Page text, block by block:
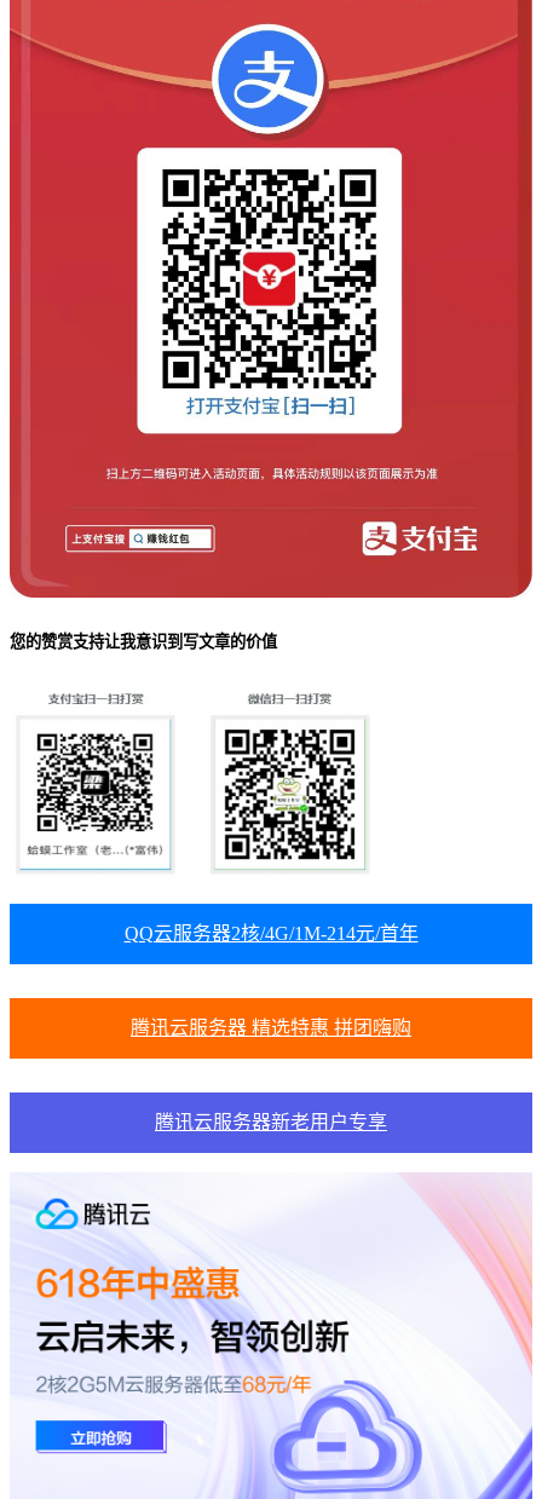
您的赞赏支持让我意识到写文章的价值
QQ云服务器2核/4G/1M-214元/首年
腾讯云服务器 精选特惠 拼团嗨购
腾讯云服务器新老用户专享